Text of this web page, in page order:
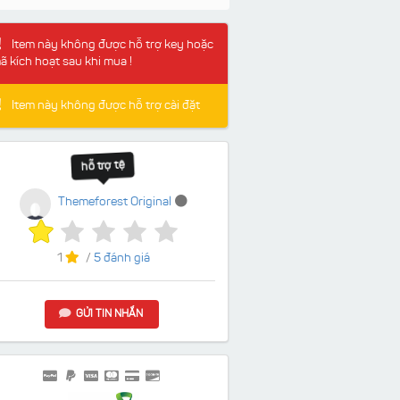
Item này không được hỗ trợ key hoặc
kích hoạt sau khi mua !
Item này không được hỗ trợ cài đặt
hỗ trợ tệ
Themeforest Original
1 / 5 đánh giá
GỬI TIN NHẮN